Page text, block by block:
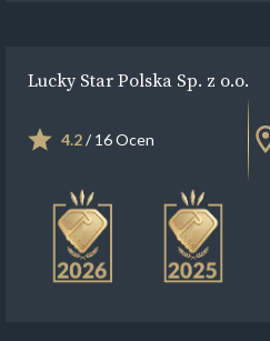
Lucky Star Polska Sp. z o.o.
4.2/ 16 Ocen